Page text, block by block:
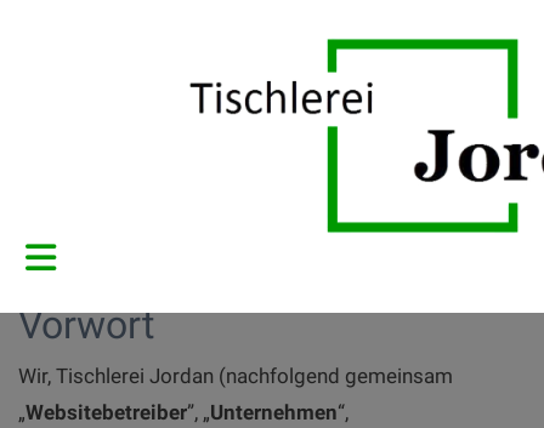
Datenschutzerklärung
Vorwort
Wir, Tischlerei Jordan (nachfolgend gemeinsam
„Websitebetreiber”, „Unternehmen“,